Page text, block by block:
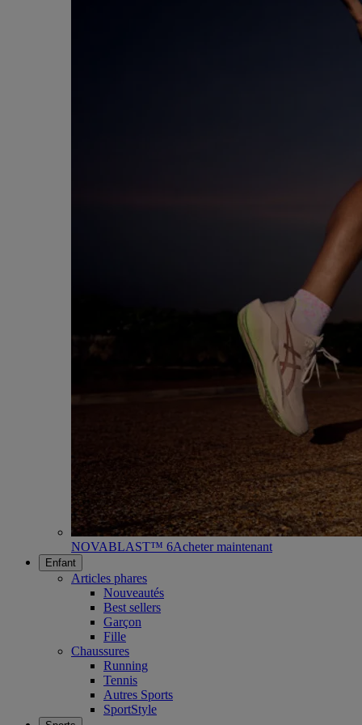
NOVABLAST™ 6Acheter maintenant
Enfant
Articles phares
Nouveautés
Best sellers
Garçon
Fille
Chaussures
Running
Tennis
Autres Sports
SportStyle